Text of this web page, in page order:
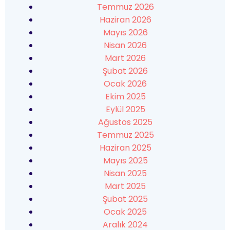
Temmuz 2026
Haziran 2026
Mayıs 2026
Nisan 2026
Mart 2026
Şubat 2026
Ocak 2026
Ekim 2025
Eylül 2025
Ağustos 2025
Temmuz 2025
Haziran 2025
Mayıs 2025
Nisan 2025
Mart 2025
Şubat 2025
Ocak 2025
Aralık 2024